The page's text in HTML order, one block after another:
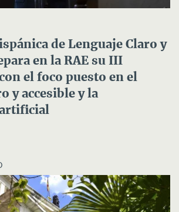
de Lenguaje Claro y
en la RAE su III
el foco puesto en el
y accesible y la